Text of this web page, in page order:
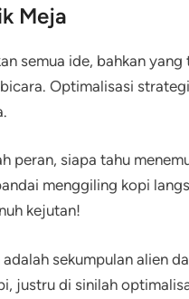
Meja
semua ide, bahkan
Optimalisasi
peran, siapa tahu
menggiling kopi
kejutan!
sekumpulan alien
justru di sinilah